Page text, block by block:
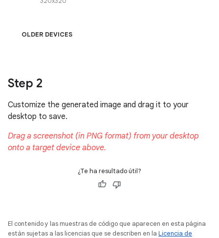
¿Te ha resultado útil?
El contenido y las muestras de código que aparecen en esta página
están sujetas a las licencias que se describen en la Licencia de